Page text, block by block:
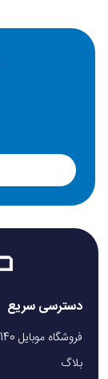
دسترسی سریع
فروشگاه موبایل 140
بلاگ